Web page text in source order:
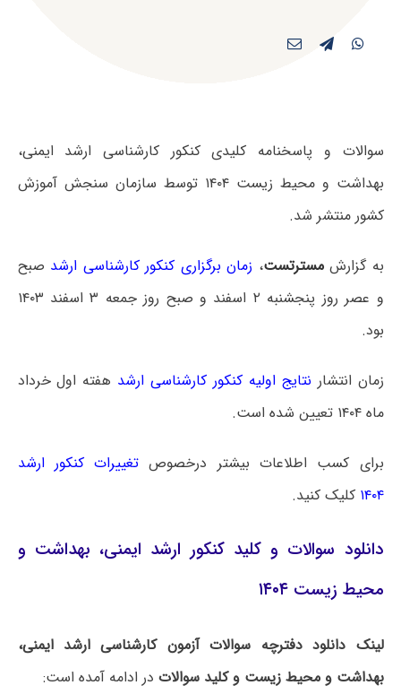
سوالات و پاسخنامه کلیدی کنکور کارشناسی ارشد ایمنی،
بهداشت و محیط زیست ۱۴۰۴ توسط سازمان سنجش آموزش
کشور منتشر شد.
به گزارشمسترتست، زمان برگزاری کنکور کارشناسی ارشد صبح
و عصر روز پنجشنبه ۲ اسفند و صبح روز جمعه ۳ اسفند ۱۴۰۳
بود.
زمان انتشار نتایج اولیه کنکور کارشناسی ارشد هفته اول خرداد
ماه ۱۴۰۴ تعیین شده است.
برای کسب اطلاعات بیشتر درخصوص تغییرات کنکور ارشد
۱۴۰۴ کلیک کنید.
دانلود سوالات و کلید کنکور ارشد ایمنی، بهداشت و
محیط زیست ۱۴۰۴
لینک دانلود دفترچه سوالات آزمون کارشناسی ارشد ایمنی،
بهداشت و محیط زیست و کلید سوالات در ادامه آمده است: